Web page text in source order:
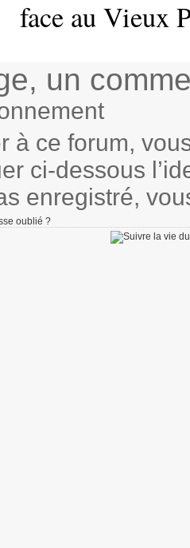
face au Vieux
un
à ce forum,
ci-dessous
enregistré,
oublié ?